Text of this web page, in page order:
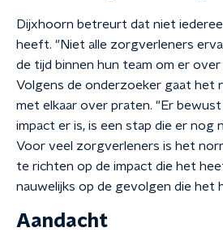
Dijxhoorn betreurt dat niet
heeft. "Niet alle zorgverleners
de tijd binnen hun team om er
Volgens de onderzoeker gaat het
met elkaar over praten. "Er
impact er is, is een stap die er nog
Voor veel zorgverleners is het
te richten op de impact die het
nauwelijks op de gevolgen die het
Aandacht